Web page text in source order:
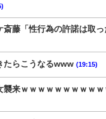
斎藤「性行為の許諾は取
たらこうなるwww (19:15)
襲来ｗｗｗｗｗｗｗｗｗ